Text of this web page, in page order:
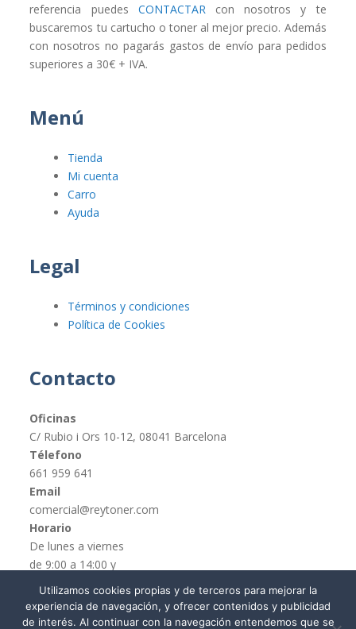
referencia puedes CONTACTARcon nosotros y te
buscaremos tu cartucho o toner al mejor precio. Además
con nosotros no pagarás gastos de envío para pedidos
superiores a 30€ + IVA.
Menú
Tienda
Mi cuenta
Carro
Ayuda
Legal
Términos y condiciones
Política de Cookies
Contacto
Oficinas
C/ Rubio i Ors 10-12, 08041 Barcelona
Télefono
661 959 641
Email
comercial@reytoner.com
Horario
De lunes a viernes
de 9:00 a 14:00 y
de 16:00 a 19:00
Utilizamos cookies propias y de terceros para mejorar la
experiencia de navegación, y ofrecer contenidos y publicidad
de interés. Al continuar con la navegación entendemos que se